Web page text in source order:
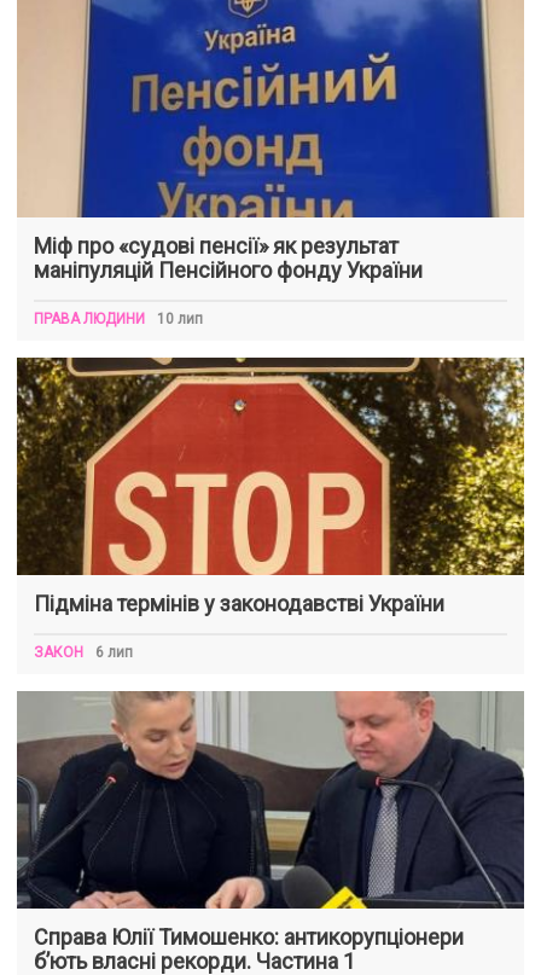
Міф про «судові пенсії» як результат
маніпуляцій Пенсійного фонду України
ПРАВА ЛЮДИНИ 10 лип
Підміна термінів у законодавстві України
ЗАКОН 6 лип
Справа Юлії Тимошенко: антикорупціонери
б’ють власні рекорди. Частина 1